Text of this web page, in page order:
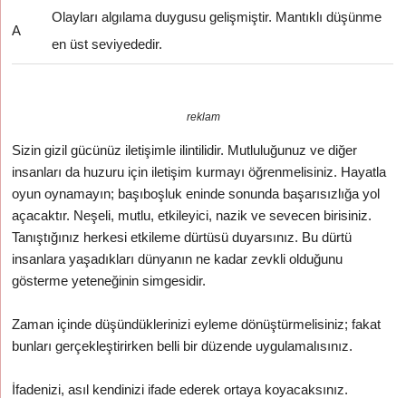
A
Olayları algılama duygusu gelişmiştir. Mantıklı düşünme
en üst seviyededir.
reklam
Sizin gizil gücünüz iletişimle ilintilidir. Mutluluğunuz ve diğer
insanları da huzuru için iletişim kurmayı öğrenmelisiniz. Hayatla
oyun oynamayın; başıboşluk eninde sonunda başarısızlığa yol
açacaktır. Neşeli, mutlu, etkileyici, nazik ve sevecen birisiniz.
Tanıştığınız herkesi etkileme dürtüsü duyarsınız. Bu dürtü
insanlara yaşadıkları dünyanın ne kadar zevkli olduğunu
gösterme yeteneğinin simgesidir.
Zaman içinde düşündüklerinizi eyleme dönüştürmelisiniz; fakat
bunları gerçekleştirirken belli bir düzende uygulamalısınız.
İfadenizi, asıl kendinizi ifade ederek ortaya koyacaksınız.